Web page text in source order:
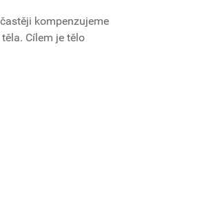
kompenzujeme
Cílem je tělo